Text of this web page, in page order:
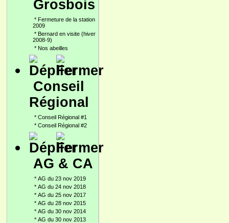
Grosbois
* Fermeture de la station
2009
* Bernard en visite (hiver
2008-9)
* Nos abeilles
Conseil
Régional
* Conseil Régional #1
* Conseil Régional #2
AG & CA
* AG du 23 nov 2019
* AG du 24 nov 2018
* AG du 25 nov 2017
* AG du 28 nov 2015
* AG du 30 nov 2014
* AG du 30 nov 2013